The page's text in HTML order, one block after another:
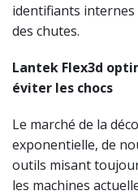
identifiants internes
des chutes.
Lantek Flex3d
éviter les chocs
Le marché de la
exponentielle, de
outils misant
les machines